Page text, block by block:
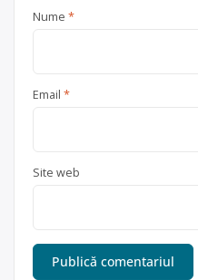
Nume *
Email *
Site web